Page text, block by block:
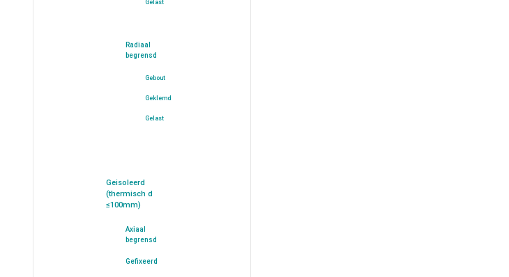
Gelast
Radiaal
begrensd
Gebout
Geklemd
Gelast
Geisoleerd
(thermisch d
≤100mm)
Axiaal
begrensd
Gefixeerd